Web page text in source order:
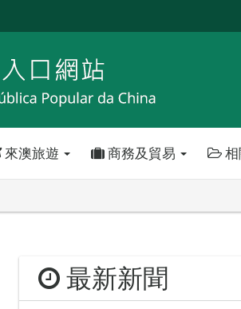
來澳旅遊 商務及貿易 相
最新新聞